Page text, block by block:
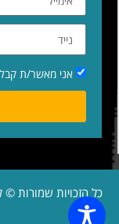
אני מאשר/ת
כל הזכויות שמורות